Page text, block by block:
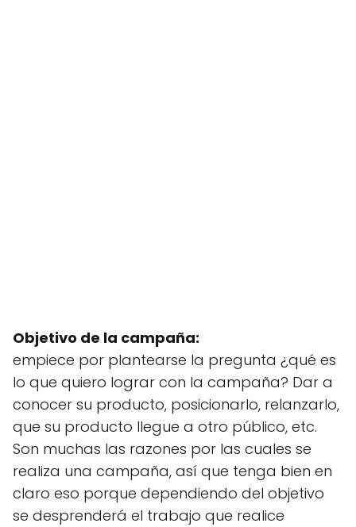
Objetivo de la campaña:
empiece por plantearse la pregunta ¿qué es
lo que quiero lograr con la campaña? Dar a
conocer su producto, posicionarlo, relanzarlo,
que su producto llegue a otro público, etc.
Son muchas las razones por las cuales se
realiza una campaña, así que tenga bien en
claro eso porque dependiendo del objetivo
se desprenderá el trabajo que realice